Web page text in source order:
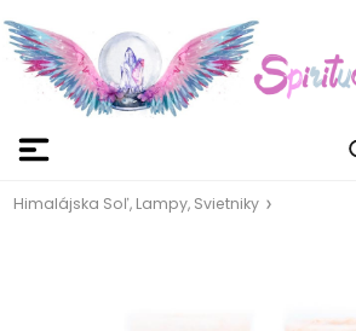
Himalájska Soľ, Lampy, Svietniky